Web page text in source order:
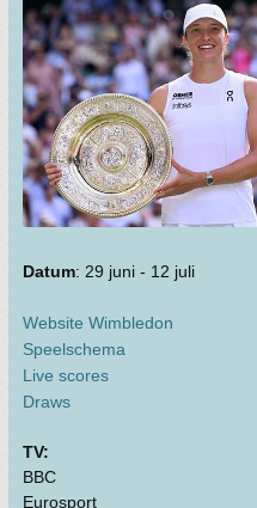
Datum: 29 juni - 12 juli
Website Wimbledon
Speelschema
Live scores
Draws
TV:
BBC
Eurosport